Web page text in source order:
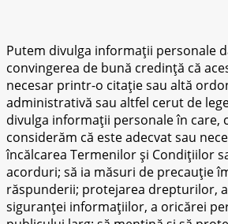
Putem divulga informații personale
convingerea de bună credință că
necesar printr-o citație sau altă
administrativă sau altfel cerut de
divulga informații personale în care,
considerăm că este adecvat sau
încălcarea Termenilor și Condițiilor
acorduri; să ia măsuri de precauție
răspunderii; protejarea drepturilor,
siguranței informațiilor, a oricărei